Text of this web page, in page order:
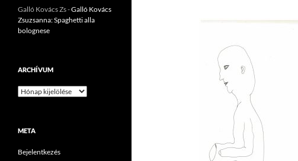
Galló Kovács Zs-Galló Kovács
Zsuzsanna: Spaghetti alla
bolognese
ARCHÍVUM
Archívum
META
Bejelentkezés